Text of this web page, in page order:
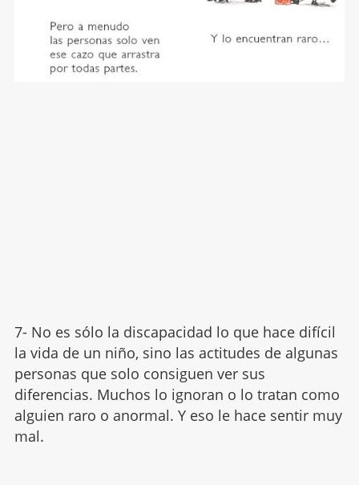
7- No es sólo la discapacidad lo que hace difícil
la vida de un niño, sino las actitudes de algunas
personas que solo consiguen ver sus
diferencias. Muchos lo ignoran o lo tratan como
alguien raro o anormal. Y eso le hace sentir muy
mal.